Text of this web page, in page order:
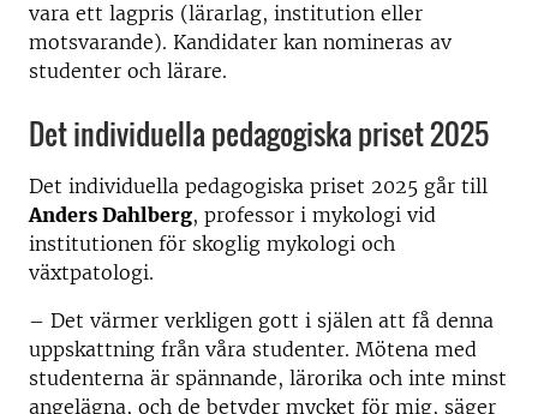
vara ett lagpris (lärarlag, institution eller
motsvarande). Kandidater kan nomineras av
studenter och lärare.
Det individuella pedagogiska priset 2025
Det individuella pedagogiska priset 2025 går till
Anders Dahlberg, professor i mykologi vid
institutionen för skoglig mykologi och
växtpatologi.
– Det värmer verkligen gott i själen att få denna
uppskattning från våra studenter. Mötena med
studenterna är spännande, lärorika och inte minst
angelägna, och de betyder mycket för mig, säger